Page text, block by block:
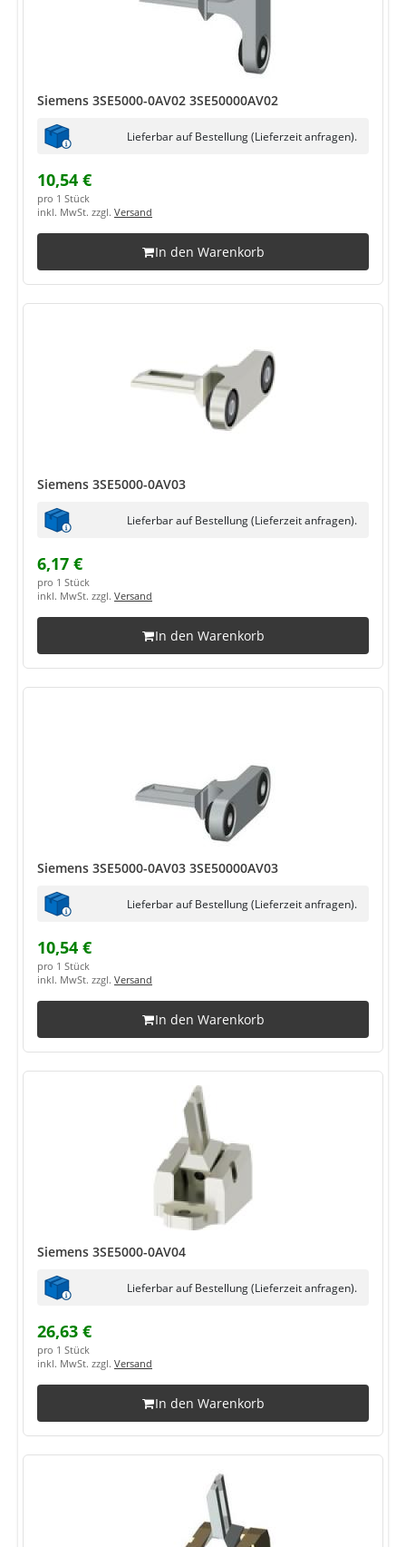
Siemens 3SE5000-0AV02 3SE50000AV02
Lieferbar auf Bestellung (Lieferzeit anfragen).
10,54 €
pro 1 Stück
inkl. MwSt. zzgl. Versand
In den Warenkorb
Siemens 3SE5000-0AV03
Lieferbar auf Bestellung (Lieferzeit anfragen).
6,17 €
pro 1 Stück
inkl. MwSt. zzgl. Versand
In den Warenkorb
Siemens 3SE5000-0AV03 3SE50000AV03
Lieferbar auf Bestellung (Lieferzeit anfragen).
10,54 €
pro 1 Stück
inkl. MwSt. zzgl. Versand
In den Warenkorb
Siemens 3SE5000-0AV04
Lieferbar auf Bestellung (Lieferzeit anfragen).
26,63 €
pro 1 Stück
inkl. MwSt. zzgl. Versand
In den Warenkorb